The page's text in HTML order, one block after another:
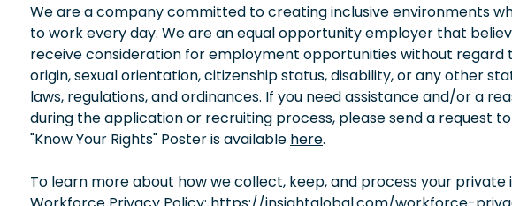
We are a company committed to creating inclusive environments
to work every day. We are an equal opportunity employer that
receive consideration for employment opportunities without regard
origin, sexual orientation, citizenship status, disability, or any other
laws, regulations, and ordinances. If you need assistance and/or a
during the application or recruiting process, please send a request to
"Know Your Rights" Poster is available here.
To learn more about how we collect, keep, and process your